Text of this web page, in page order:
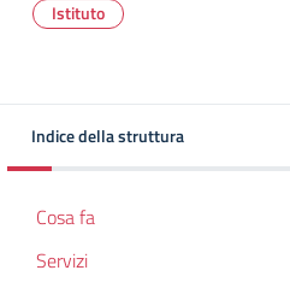
Istituto
Indice della struttura
Cosa fa
Servizi